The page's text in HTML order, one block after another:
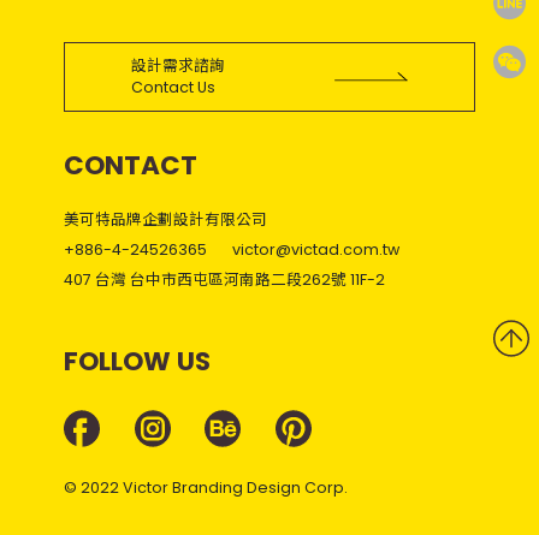
設計需求諮詢
Contact Us
CONTACT
美可特品牌企劃設計有限公司
+886-4-24526365
victor@victad.com.tw
407 台灣 台中市西屯區河南路二段262號 11F-2
FOLLOW US
© 2022 Victor Branding Design Corp.